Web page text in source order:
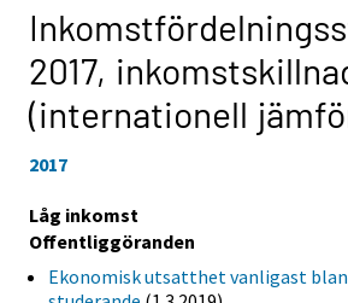
2017,
(internationell
2017
Låg inkomst
Offentliggöranden
Ekonomisk utsatthet vanligast